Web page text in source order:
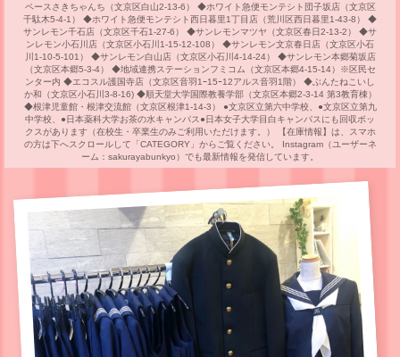
ペースさきちゃんち（文京区白山2-13-6） ◆ホワイト急便モンテシト団子坂店（文京区
千駄木5-4-1） ◆ホワイト急便モンテシト西日暮里1丁目店（荒川区西日暮里1-43-8） ◆
サンレモン千石店（文京区千石1-27-6） ◆サンレモンマツヤ（文京区春日2-13-2） ◆サ
ンレモン小石川店（文京区小石川1-15-12-108） ◆サンレモン文京春日店（文京区小石
川1-10-5-101） ◆サンレモン白山店（文京区小石川4-14-24） ◆サンレモン本郷菊坂店
（文京区本郷5-3-4） ◆地域連携ステーションフミコム（文京区本郷4-15-14）※区民セ
ンター内 ◆エコスル護国寺店（文京区音羽1ｰ15ｰ12アルス音羽1階） ◆ぶんたねこいし
か和（文京区小石川3-8-16) ◆順天堂大学国際教養学部（文京区本郷2-3-14 第3教育棟）
◆根津児童館・根津交流館（文京区根津1-14-3） ●文京区立第六中学校、●文京区立第九
中学校、●日本薬科大学お茶の水キャンパス●日本女子大学目白キャンパスにも回収ボッ
クスがあります（在校生・卒業生のみご利用いただけます。） 【在庫情報】は、スマホ
の方は下へスクロールして「CATEGORY」からご覧ください。 Instagram（ユーザーネ
ーム：sakurayabunkyo）でも最新情報を発信しています。